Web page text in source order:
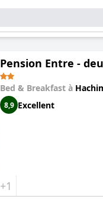
Pension Entre -
Bed & Breakfast à
8,9 Excellent
+1